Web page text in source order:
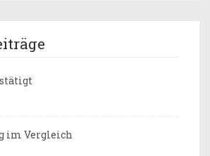
im Vergleich